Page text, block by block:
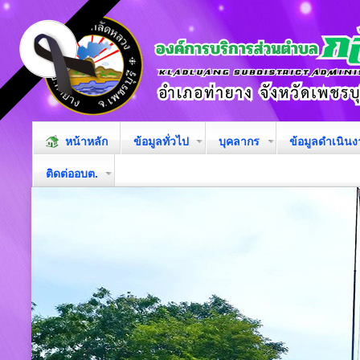
หน้าหลัก ข้อมูลทั่วไป บุคลากร ข้อมูลดำเนิน
ติดต่ออบต.